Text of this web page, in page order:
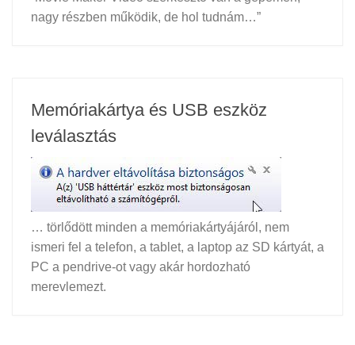
nagy részben működik, de hol tudnám…”
Memóriakártya és USB eszköz
leválasztás
… törlődött minden a memóriakártyájáról, nem
ismeri fel a telefon, a tablet, a laptop az SD kártyát, a
PC a pendrive-ot vagy akár hordozható
merevlemezt.